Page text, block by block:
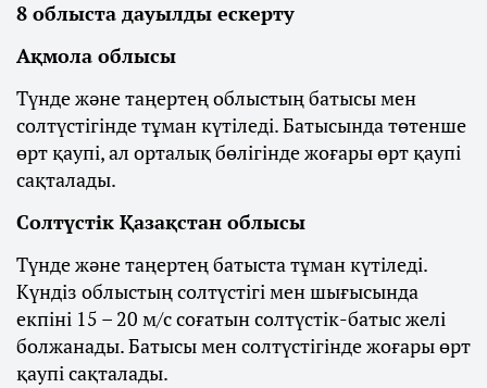
8 облыста дауылды ескерту
Ақмола облысы
Түнде және таңертең облыстың батысы мен
солтүстігінде тұман күтіледі. Батысында төтенше
өрт қаупі, ал орталық бөлігінде жоғары өрт қаупі
сақталады.
Солтүстік Қазақстан облысы
Түнде және таңертең батыста тұман күтіледі.
Күндіз облыстың солтүстігі мен шығысында
екпіні 15 – 20 м/с соғатын солтүстік-батыс желі
болжанады. Батысы мен солтүстігінде жоғары өрт
қаупі сақталады.